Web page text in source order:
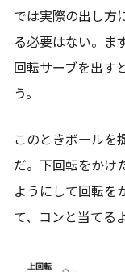
では実際の出し方
る必要はない。ま
回転サーブを出す
う。
このときボールを
だ。下回転をかけ
ようにして回転を
て、コンと当てる